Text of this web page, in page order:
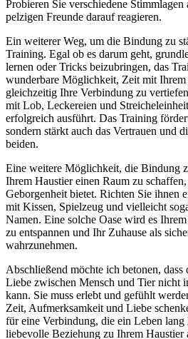
Probieren Sie verschiedene
pelzigen Freunde darauf⁤ reagieren.
Ein weiterer Weg, um‌ die Bindung​ zu
Training. Egal ob es darum geht,
lernen oder⁤ Tricks beizubringen, das
wunderbare‍ Möglichkeit, Zeit ⁢mit
‌gleichzeitig Ihre Verbindung zu
⁢mit Lob,‌ Leckereien und
erfolgreich ausführt. Das Training
sondern stärkt auch das Vertrauen ‍und
beiden.
Eine weitere Möglichkeit, die Bindung‌
Ihrem Haustier einen Raum zu
Geborgenheit bietet. Richten‍ Sie ihnen
mit Kissen, Spielzeug und vielleicht
Namen. Eine solche Oase wird es
zu entspannen und⁢ Ihr Zuhause als⁣
wahrzunehmen.
Abschließend möchte ich betonen,‌ dass⁣
Liebe zwischen Mensch und Tier nicht
kann. Sie muss erlebt und⁢ gefühlt
⁣Zeit, Aufmerksamkeit und ⁤Liebe⁣
für eine Verbindung, die ein Leben
liebevolle Beziehung⁣ zu Ihrem ‍Haustier